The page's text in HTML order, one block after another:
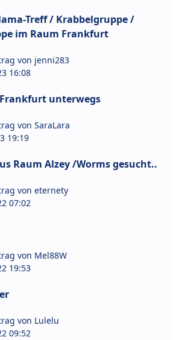
Treff / Krabbelgruppe /
im Raum Frankfurt
von jenni283
16:08
unterwegs
von SaraLara
19:19
Raum Alzey /Worms gesucht..
von eternety
07:02
von Mel88W
19:53
von Lulelu
09:52